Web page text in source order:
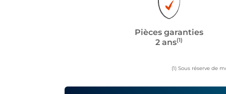
Pièces garanties
2 ans(1)
(1) Sous réserve de